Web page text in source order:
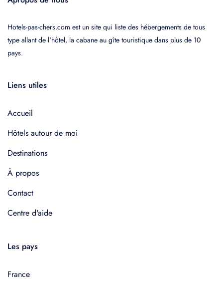
Hotels-pas-chers.com est un site qui liste des hébergements de tous
type allant de l'hôtel, la cabane au gîte touristique dans plus de 10
pays.
Liens utiles
Accueil
Hôtels autour de moi
Destinations
À propos
Contact
Centre d'aide
Les pays
France